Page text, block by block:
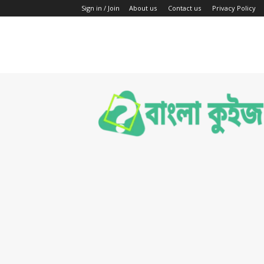
Sign in / Join About us Contact us Privacy Policy
Bengali
Quiz